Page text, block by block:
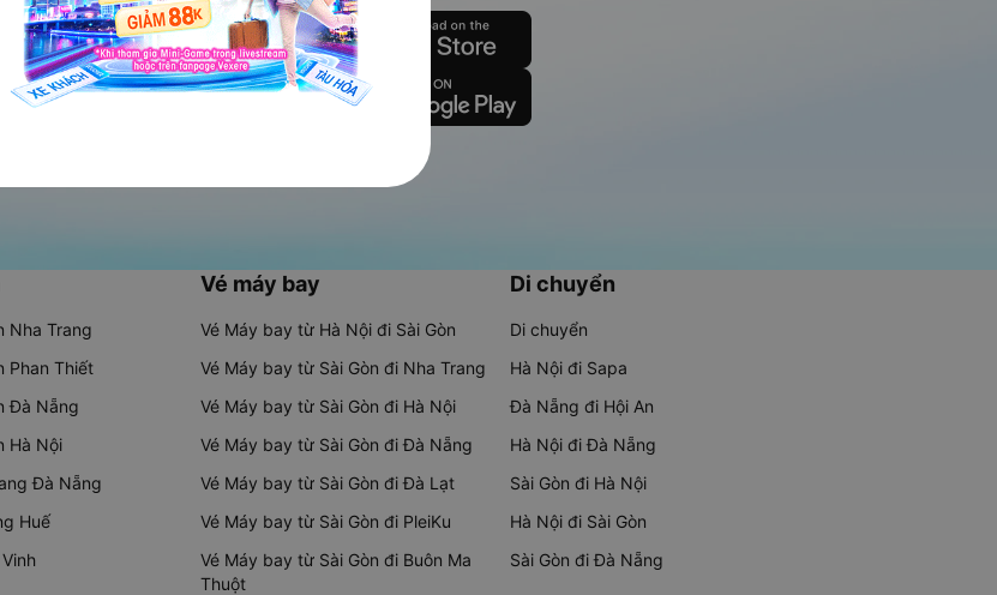
Nha Trang
Phan Thiết
Đà Nẵng
Hà Nội
Đà Nẵng
Huế
Vé máy bay
Vé Máy bay từ Hà Nội đi Sài Gòn
Vé Máy bay từ Sài Gòn đi Nha Trang
Vé Máy bay từ Sài Gòn đi Hà Nội
Vé Máy bay từ Sài Gòn đi Đà Nẵng
Vé Máy bay từ Sài Gòn đi Đà Lạt
Vé Máy bay từ Sài Gòn đi PleiKu
Vé Máy bay từ Sài Gòn đi Buôn Ma
Thuột
Di chuyển
Di chuyển
Hà Nội đi Sapa
Đà Nẵng đi Hội An
Hà Nội đi Đà Nẵng
Sài Gòn đi Hà Nội
Hà Nội đi Sài Gòn
Sài Gòn đi Đà Nẵng